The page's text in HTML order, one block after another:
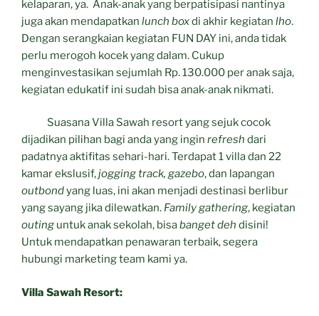
kelaparan, ya. Anak-anak yang berpatisipasi nantinya
juga akan mendapatkan lunch boxdi akhir kegiatan lho.
Dengan serangkaian kegiatan FUN DAY ini, anda tidak
perlu merogoh kocek yang dalam. Cukup
menginvestasikan sejumlah Rp. 130.000 per anak saja,
kegiatan edukatif ini sudah bisa anak-anak nikmati.
Suasana Villa Sawah resort yang sejuk cocok
dijadikan pilihan bagi anda yang ingin refresh dari
padatnya aktifitas sehari-hari. Terdapat 1 villa dan 22
kamar ekslusif,jogging track, gazebo, dan lapangan
outbondyang luas, ini akan menjadi destinasi berlibur
yang sayang jika dilewatkan. Family gathering, kegiatan
outing untuk anak sekolah, bisabanget deh disini!
Untuk mendapatkan penawaran terbaik, segera
hubungi marketing team kami ya.
Villa Sawah Resort: